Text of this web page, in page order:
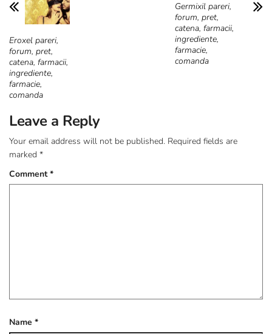
Eroxel pareri,
forum, pret,
catena, farmacii,
ingrediente,
farmacie,
comanda
Germixil pareri,
forum, pret,
catena, farmacii,
ingrediente,
farmacie,
comanda
Leave a Reply
Your email address will not be published. Required fields are
marked *
Comment*
Name *